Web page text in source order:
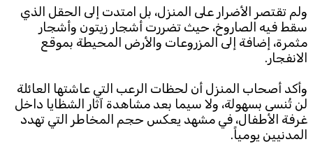
TTV
TTV Plus
Download the app
© 2025. All Rights Reserved. By Koein
ولم تقتصر الأضرار على المنزل، بل امتدت إلى الحقل الذي
سقط فيه الصاروخ، حيث تضررت أشجار زيتون وأشجار
مثمرة، إضافة إلى المزروعات والأرض المحيطة بموقع
الانفجار.
وأكد أصحاب المنزل أن لحظات الرعب التي عاشتها العائلة
لن تُنسى بسهولة، ولا سيما بعد مشاهدة آثار الشظايا داخل
غرفة الأطفال، في مشهد يعكس حجم المخاطر التي تهدد
المدنيين يومياً.